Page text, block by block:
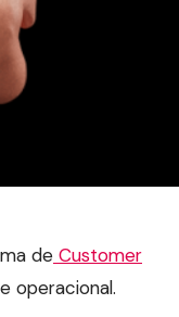
de Customer
operacional.